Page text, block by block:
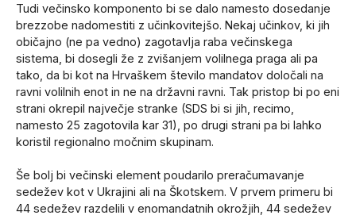
Tudi večinsko komponento bi se dalo namesto dosedanje
brezzobe nadomestiti z učinkovitejšo. Nekaj učinkov, ki jih
običajno (ne pa vedno) zagotavlja raba večinskega
sistema, bi dosegli že z zvišanjem volilnega praga ali pa
tako, da bi kot na Hrvaškem število mandatov določali na
ravni volilnih enot in ne na državni ravni. Tak pristop bi po eni
strani okrepil največje stranke (SDS bi si jih, recimo,
namesto 25 zagotovila kar 31), po drugi strani pa bi lahko
koristil regionalno močnim skupinam.
Še bolj bi večinski element poudarilo preračumavanje
sedežev kot v Ukrajini ali na Škotskem. V prvem primeru bi
44 sedežev razdelili v enomandatnih okrožjih, 44 sedežev